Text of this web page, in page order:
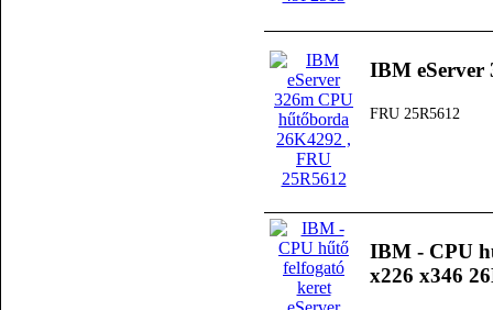
IBM eServer
FRU 25R5612
IBM - CPU
x226 x346